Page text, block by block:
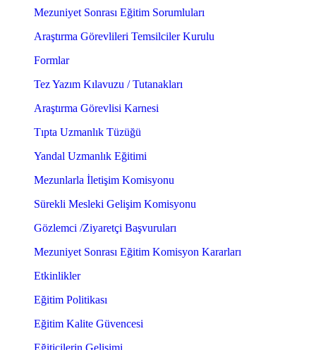
Mezuniyet Sonrası Eğitim Sorumluları
Araştırma Görevlileri Temsilciler Kurulu
Formlar
Tez Yazım Kılavuzu / Tutanakları
Araştırma Görevlisi Karnesi
Tıpta Uzmanlık Tüzüğü
Yandal Uzmanlık Eğitimi
Mezunlarla İletişim Komisyonu
Sürekli Mesleki Gelişim Komisyonu
Gözlemci /Ziyaretçi Başvuruları
Mezuniyet Sonrası Eğitim Komisyon Kararları
Etkinlikler
Eğitim Politikası
Eğitim Kalite Güvencesi